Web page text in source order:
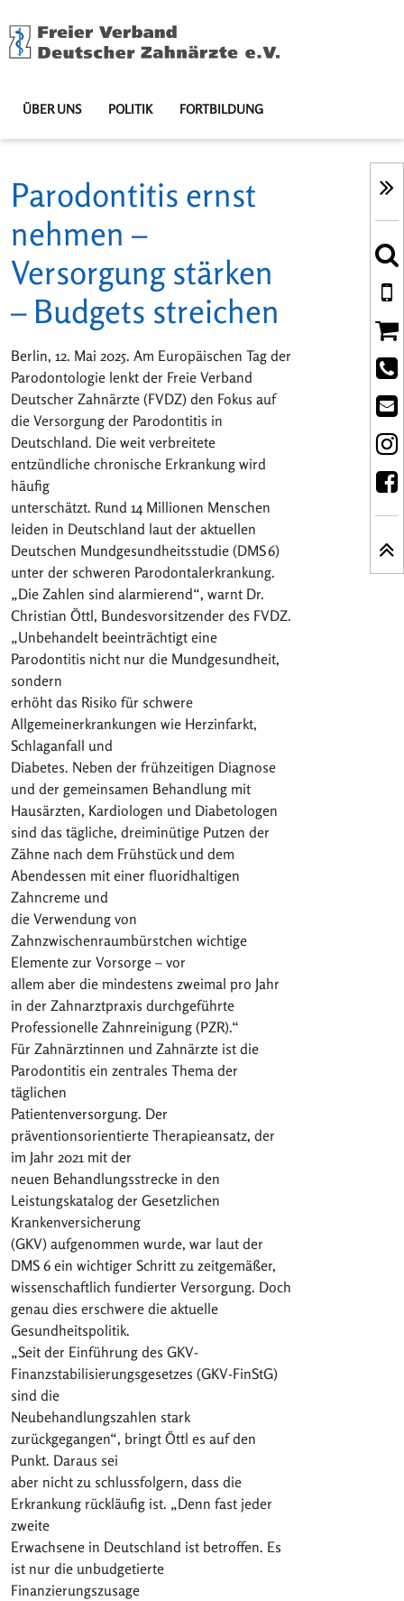
ÜBER UNS POLITIK FORTBILDUNG
Parodontitis ernst
nehmen –
Versorgung stärken
– Budgets streichen
Berlin, 12. Mai 2025. Am Europäischen Tag der
Parodontologie lenkt der Freie Verband
Deutscher Zahnärzte (FVDZ) den Fokus auf
die Versorgung der Parodontitis in
Deutschland. Die weit verbreitete
entzündliche chronische Erkrankung wird
häufig
unterschätzt. Rund 14 Millionen Menschen
leiden in Deutschland laut der aktuellen
Deutschen Mundgesundheitsstudie (DMS 6)
unter der schweren Parodontalerkrankung.
„Die Zahlen sind alarmierend“, warnt Dr.
Christian Öttl, Bundesvorsitzender des FVDZ.
„Unbehandelt beeinträchtigt eine
Parodontitis nicht nur die Mundgesundheit,
sondern
erhöht das Risiko für schwere
Allgemeinerkrankungen wie Herzinfarkt,
Schlaganfall und
Diabetes. Neben der frühzeitigen Diagnose
und der gemeinsamen Behandlung mit
Hausärzten, Kardiologen und Diabetologen
sind das tägliche, dreiminütige Putzen der
Zähne nach dem Frühstück und dem
Abendessen mit einer fluoridhaltigen
Zahncreme und
die Verwendung von
Zahnzwischenraumbürstchen wichtige
Elemente zur Vorsorge – vor
allem aber die mindestens zweimal pro Jahr
in der Zahnarztpraxis durchgeführte
Professionelle Zahnreinigung (PZR).“
Für Zahnärztinnen und Zahnärzte ist die
Parodontitis ein zentrales Thema der
täglichen
Patientenversorgung. Der
präventionsorientierte Therapieansatz, der
im Jahr 2021 mit der
neuen Behandlungsstrecke in den
Leistungskatalog der Gesetzlichen
Krankenversicherung
(GKV) aufgenommen wurde, war laut der
DMS 6 ein wichtiger Schritt zu zeitgemäßer,
wissenschaftlich fundierter Versorgung. Doch
genau dies erschwere die aktuelle
Gesundheitspolitik.
„Seit der Einführung des GKV-
Finanzstabilisierungsgesetzes (GKV-FinStG)
sind die
Neubehandlungszahlen stark
zurückgegangen“, bringt Öttl es auf den
Punkt. Daraus sei
aber nicht zu schlussfolgern, dass die
Erkrankung rückläufig ist. „Denn fast jeder
zweite
Erwachsene in Deutschland ist betroffen. Es
ist nur die unbudgetierte
Finanzierungszusage